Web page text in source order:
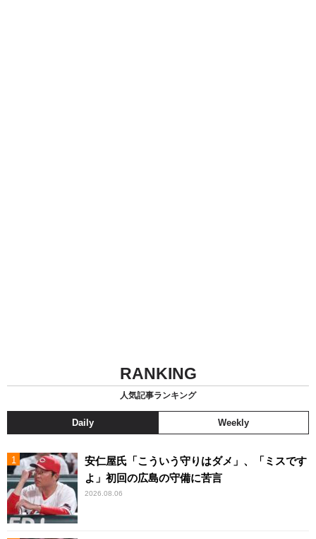
RANKING
人気記事ランキング
Daily Weekly
安仁屋氏「こういう守りはダメ」、「ミスです
よ」初回の広島の守備に苦言
2026.08.06